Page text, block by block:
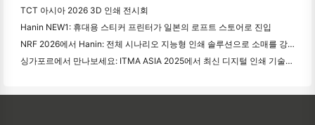
TCT 아시아 2026 3D 인쇄 전시회
Hanin NEW1: 휴대용 스티커 프린터가 일본의 로프트 스토어로 진입
NRF 2026에서 Hanin: 전체 시나리오 지능형 인쇄 솔루션으로 소매를 강화
싱가포르에서 만나보세요: ITMA ASIA 2025에서 최신 디지털 인쇄 기술을 목격하기 위해 하닝과 함께 참석하십시오.